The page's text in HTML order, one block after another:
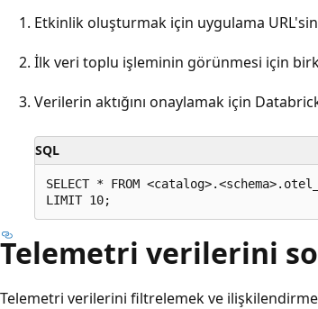
Etkinlik oluşturmak için uygulama
İlk veri toplu işleminin görünmesi için
Verilerin aktığını onaylamak için
SQL
SELECT * FROM
Telemetri verilerini
Telemetri verilerini filtrelemek ve